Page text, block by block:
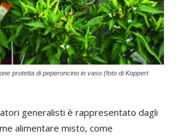
protetta di peperoncino in vaso (foto di Koppert
generalisti è rappresentato dagli
alimentare misto, come